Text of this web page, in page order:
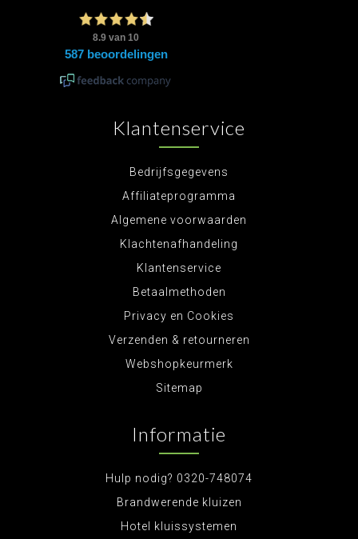
Klantenservice
Bedrijfsgegevens
Affiliateprogramma
Algemene voorwaarden
Klachtenafhandeling
Klantenservice
Betaalmethoden
Privacy en Cookies
Verzenden & retourneren
Webshopkeurmerk
Sitemap
Informatie
Hulp nodig? 0320-748074
Brandwerende kluizen
Hotel kluissystemen